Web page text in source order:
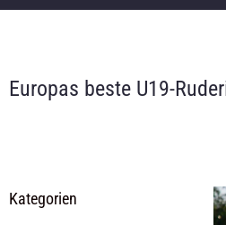
Europas beste U19-
Kategorien